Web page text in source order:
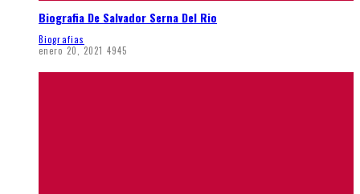
Biografia De Salvador Serna Del Rio
Biografias
enero 20, 2021 4945